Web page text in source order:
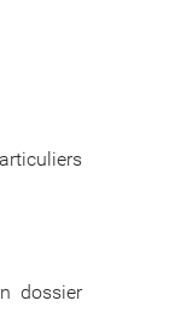
dossier